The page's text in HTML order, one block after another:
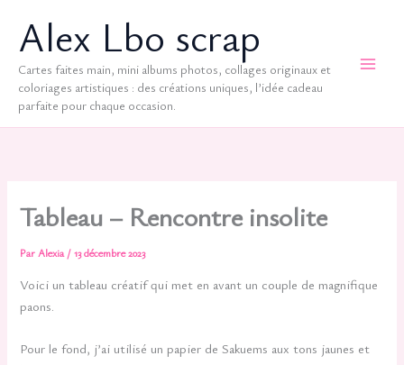
contenuAlex Lbo scrap
Cartes faites main, mini albums photos, collages originaux et
coloriages artistiques : des créations uniques, l’idée cadeau
parfaite pour chaque occasion.
Tableau – Rencontre insolite
ParAlexia /13 décembre 2023
Voici un tableau créatif qui met en avant un couple de magnifique
paons.
Pour le fond, j’ai utilisé un papier de Sakuems aux tons jaunes et